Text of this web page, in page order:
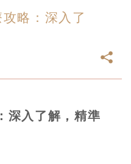
略：深入了
深入了解，精準